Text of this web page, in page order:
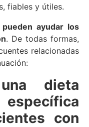
fiables y útiles.
pueden ayudar los
. De todas formas,
relacionadas
dieta
con